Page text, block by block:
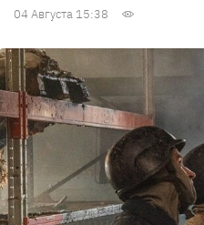
04 Августа 15:38